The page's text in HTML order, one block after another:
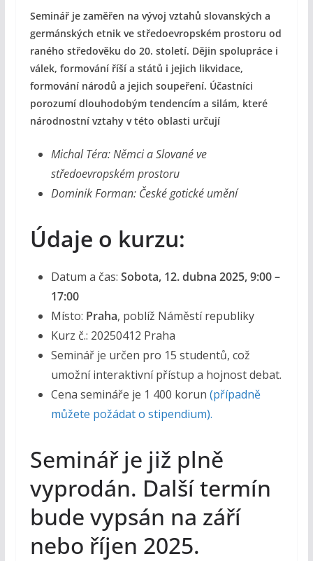
Seminář je zaměřen na vývoj vztahů slovanských a
germánských etnik ve středoevropském prostoru od
raného středověku do 20. století. Dějin spolupráce i
válek, formování říší a států i jejich likvidace,
formování národů a jejich soupeření. Účastníci
porozumí dlouhodobým tendencím a silám, které
národnostní vztahy v této oblasti určují
Michal Téra: Němci a Slované ve
středoevropském prostoru
Dominik Forman: České gotické umění
Údaje o kurzu:
Datum a čas: Sobota, 12. dubna 2025, 9:00 –
17:00
Místo: Praha, poblíž Náměstí republiky
Kurz č.: 20250412 Praha
Seminář je určen pro 15 studentů, což
umožní interaktivní přístup a hojnost debat.
Cena semináře je 1 400 korun (případně
můžete požádat o stipendium).
Seminář je již plně
vyprodán. Další termín
bude vypsán na září
nebo říjen 2025.